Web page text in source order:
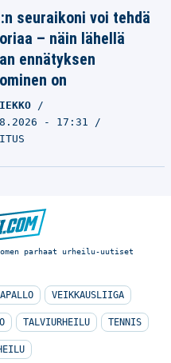
seuraikoni voi tehdä
– näin lähellä
ennätyksen
on
- 17:31
parhaat urheilu-uutiset
VEIKKAUSLIIGA
TALVIURHEILU TENNIS